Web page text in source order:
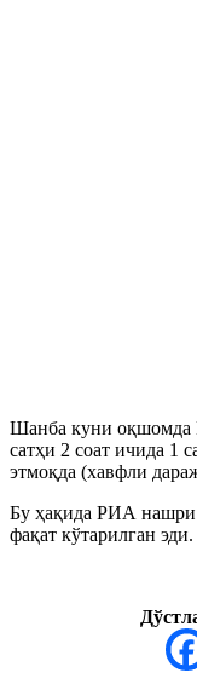
Шанба куни оқшомда
сатҳи 2 соат ичида 1
этмоқда (хавфли
Бу ҳақида РИА нашри
фақат кўтарилган эди.